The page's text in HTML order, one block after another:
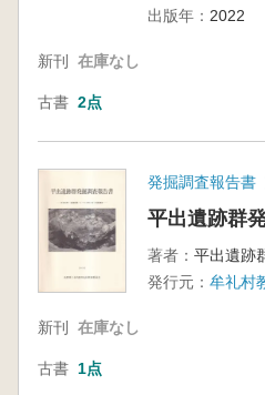
出版年： 2022
新刊 在庫なし
古書 2点
発掘調査報告書
平出遺跡群
著者： 平出遺跡
発行元： 牟礼村
新刊 在庫なし
古書 1点